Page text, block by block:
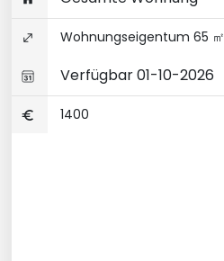
Wohnungseigentum 65 ㎡
Verfügbar 01-10-2026
1400